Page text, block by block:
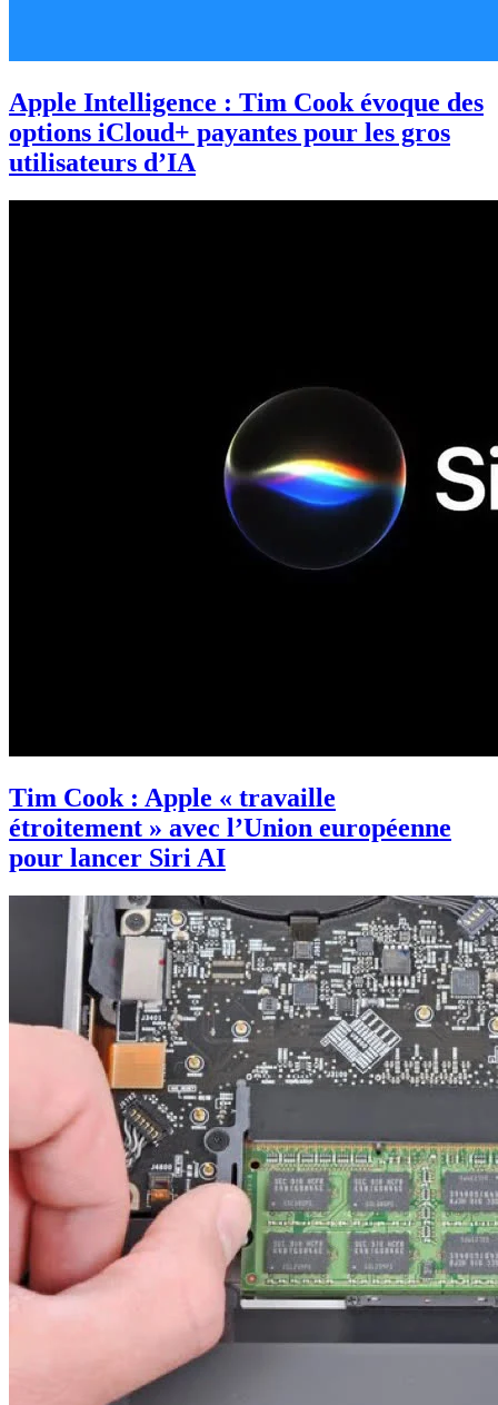
Apple Intelligence : Tim Cook évoque des
options iCloud+ payantes pour les gros
utilisateurs d’IA
Tim Cook : Apple « travaille
étroitement » avec l’Union européenne
pour lancer Siri AI